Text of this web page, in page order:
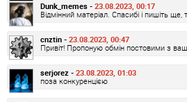
Dunk_memes - 23.08.2023, 00:17
Відмінний матеріал. Спасибі і пишіть
cnztin - 23.08.2023, 00:47
Привіт! Пропоную обмін постовими з
serjorez - 23.08.2023, 01:03
поза конкуренцією